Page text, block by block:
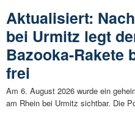
Aktualisiert:
bei Urmitz legt
Bazooka-Rakete
frei
Am 6. August 2026 wurde ein
am Rhein bei Urmitz sichtbar. Die